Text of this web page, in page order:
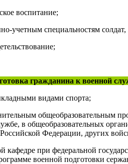
воспитание;
учетным специальностям
гражданина к военной
видами спорта;
общеобразовательным
в общеобразовательных
Федерации, других
кафедре при федеральной
военной подготовки